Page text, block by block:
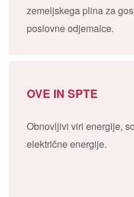
zemeljskega plina za
poslovne odjemalce.
OVE IN SPTE
Obnovljivi viri energije,
električne energije.